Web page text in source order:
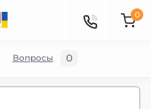
0
Вопросы 0